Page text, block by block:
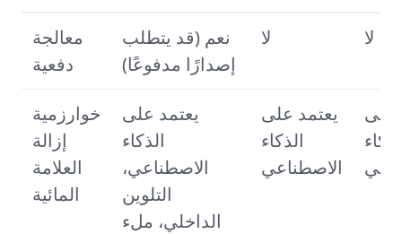
معالجة
دفعية
نعم (قد يتطلب
إصدارًا مدفوعًا)
لا لا
خوارزمية
إزالة
العلامة
المائية
يعتمد على
الذكاء
الاصطناعي،
التلوين
الداخلي، ملء
يعتمد على
الذكاء
الاصطناعي
على